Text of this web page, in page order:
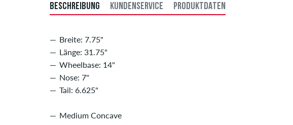
BESCHREIBUNG KUNDENSERVICE PRODUKTDATEN
Breite: 7.75"
Länge: 31.75"
Wheelbase: 14"
Nose: 7"
Tail: 6.625"
Medium Concave